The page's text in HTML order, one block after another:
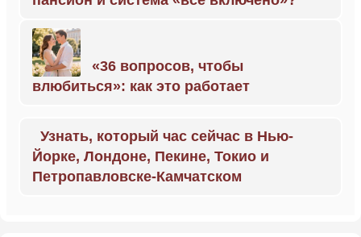
«36 вопросов, чтобы
влюбиться»: как это работает
Узнать, который час сейчас в Нью-
Йорке, Лондоне, Пекине, Токио и
Петропавловске-Камчатском